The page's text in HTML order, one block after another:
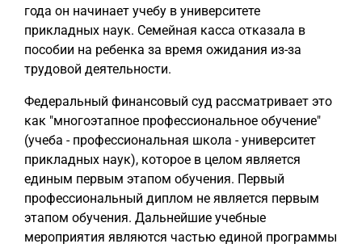
года он начинает учебу в университете
прикладных наук. Семейная касса отказала в
пособии на ребенка за время ожидания из-за
трудовой деятельности.
Федеральный финансовый суд рассматривает это
как "многоэтапное профессиональное обучение"
(учеба - профессиональная школа - университет
прикладных наук), которое в целом является
единым первым этапом обучения. Первый
профессиональный диплом не является первым
этапом обучения. Дальнейшие учебные
мероприятия являются частью единой программы